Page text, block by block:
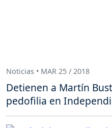
Noticias • MAR 25 / 2018
Detienen a Martín
pedofilia en